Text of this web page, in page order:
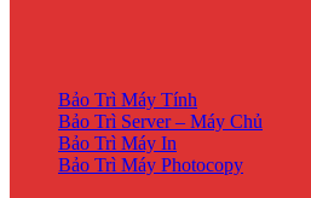
Bảo Trì Máy Tính
Bảo Trì Server – Máy Chủ
Bảo Trì Máy In
Bảo Trì Máy Photocopy